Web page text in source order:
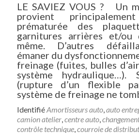
LE SAVIEZ VOUS ? Un
provient
prématurée des
garnitures arrières et/
même. D’autres
émaner du
freinage (fuites, bulles
système hydraulique…).
(rupture d’un flexible
système de freinage ne
IdentifiéAmortisseurs auto,auto
camion atelier,centre auto,
contrôle technique,courroie de